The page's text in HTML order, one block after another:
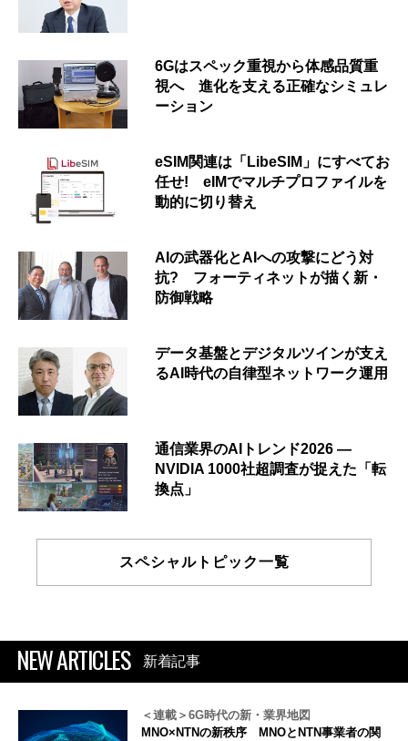
6Gはスペック重視から体感品質重
視へ 進化を支える正確なシミュレ
ーション
eSIM関連は「LibeSIM」にすべてお
任せ! eIMでマルチプロファイルを
動的に切り替え
AIの武器化とAIへの攻撃にどう対
抗? フォーティネットが描く新・
防御戦略
データ基盤とデジタルツインが支え
るAI時代の自律型ネットワーク運用
通信業界のAIトレンド2026 ―
NVIDIA 1000社超調査が捉えた「転
換点」
スペシャルトピック一覧
NEW ARTICLES 新着記事
＜連載＞6G時代の新・業界地図
MNO×NTNの新秩序 MNOとNTN事業者の関